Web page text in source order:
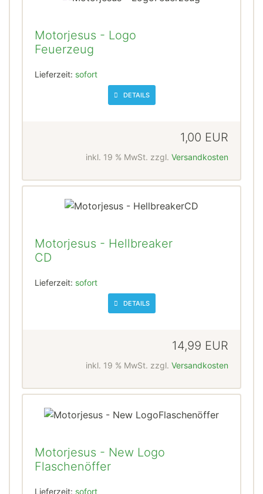
Motorjesus - Logo
Feuerzeug
Lieferzeit: sofort
DETAILS
1,00 EUR
inkl. 19 % MwSt. zzgl. Versandkosten
Motorjesus - Hellbreaker
CD
Lieferzeit: sofort
DETAILS
14,99 EUR
inkl. 19 % MwSt. zzgl. Versandkosten
Motorjesus - New Logo
Flaschenöffer
Lieferzeit: sofort